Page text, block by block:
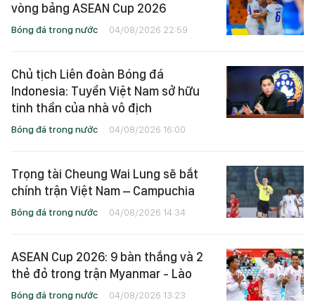
vòng bảng ASEAN Cup 2026
Bóng đá trong nước 04/08/2026 22:59
Chủ tịch Liên đoàn Bóng đá
Indonesia: Tuyển Việt Nam sở hữu
tinh thần của nhà vô địch
Bóng đá trong nước 04/08/2026 16:00
Trọng tài Cheung Wai Lung sẽ bắt
chính trận Việt Nam – Campuchia
Bóng đá trong nước 04/08/2026 14:34
ASEAN Cup 2026: 9 bàn thắng và 2
thẻ đỏ trong trận Myanmar - Lào
Bóng đá trong nước 04/08/2026 13:23